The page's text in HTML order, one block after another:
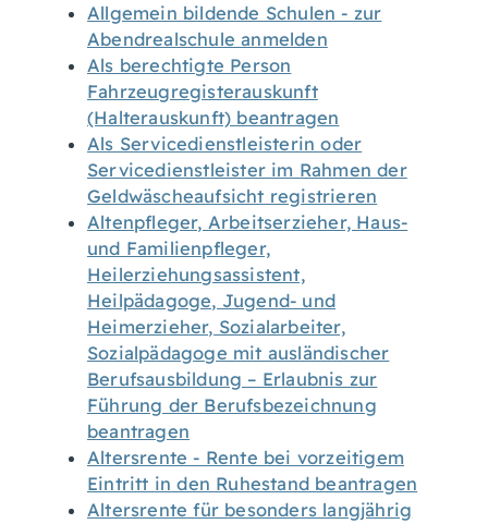
Allgemein bildende Schulen - zur
Abendrealschule anmelden
Als berechtigte Person
Fahrzeugregisterauskunft
(Halterauskunft) beantragen
Als Servicedienstleisterin oder
Servicedienstleister im Rahmen der
Geldwäscheaufsicht registrieren
Altenpfleger, Arbeitserzieher, Haus-
und Familienpfleger,
Heilerziehungsassistent,
Heilpädagoge, Jugend- und
Heimerzieher, Sozialarbeiter,
Sozialpädagoge mit ausländischer
Berufsausbildung – Erlaubnis zur
Führung der Berufsbezeichnung
beantragen
Altersrente - Rente bei vorzeitigem
Eintritt in den Ruhestand beantragen
Altersrente für besonders langjährig